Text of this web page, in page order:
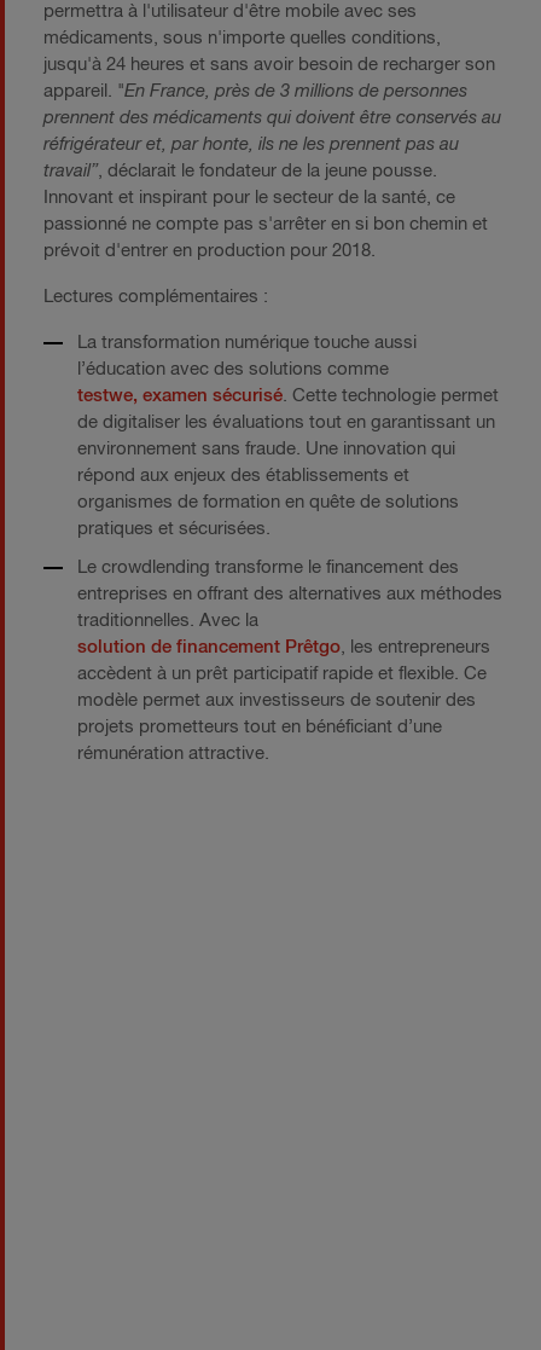
permettra à l'utilisateur d'être mobile avec ses
médicaments, sous n'importe quelles conditions,
jusqu'à 24 heures et sans avoir besoin de recharger son
appareil. "En France, près de 3 millions de personnes
prennent des médicaments qui doivent être conservés au
réfrigérateur et, par honte, ils ne les prennent pas au
travail” , déclarait le fondateur de la jeune pousse.
Innovant et inspirant pour le secteur de la santé, ce
passionné ne compte pas s'arrêter en si bon chemin et
prévoit d'entrer en production pour 2018.
Lectures complémentaires :
La transformation numérique touche aussi
l’éducation avec des solutions comme
testwe, examen sécurisé. Cette technologie permet
de digitaliser les évaluations tout en garantissant un
environnement sans fraude. Une innovation qui
répond aux enjeux des établissements et
organismes de formation en quête de solutions
pratiques et sécurisées.
Le crowdlending transforme le financement des
entreprises en offrant des alternatives aux méthodes
traditionnelles. Avec la
solution de financement Prêtgo, les entrepreneurs
accèdent à un prêt participatif rapide et flexible. Ce
modèle permet aux investisseurs de soutenir des
projets prometteurs tout en bénéficiant d’une
rémunération attractive.